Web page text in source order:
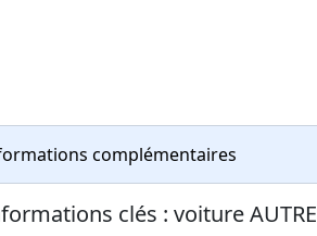
complémentaires
clés : voiture